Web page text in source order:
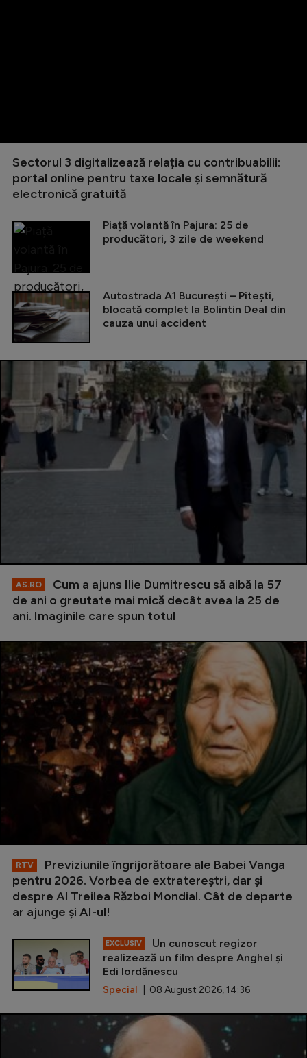
Sectorul 3 digitalizează relația cu contribuabilii:
portal online pentru taxe locale și semnătură
electronică gratuită
Piață volantă în Pajura: 25 de
producători, 3 zile de weekend
Autostrada A1 București – Pitești,
blocată complet la Bolintin Deal din
cauza unui accident
AS.RO
Cum a ajuns Ilie Dumitrescu să aibă la 57
de ani o greutate mai mică decât avea la 25 de
ani. Imaginile care spun totul
RTV
Previziunile îngrijorătoare ale Babei Vanga
pentru 2026. Vorbea de extratereștri, dar și
despre Al Treilea Război Mondial. Cât de departe
ar ajunge și AI-ul!
EXCLUSIV
Un cunoscut regizor
realizează un film despre Anghel și
Edi Iordănescu
Special | 08 August 2026, 14:36